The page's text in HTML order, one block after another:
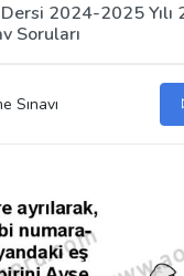
2024-2025 Yılı
Soruları
Sınavı